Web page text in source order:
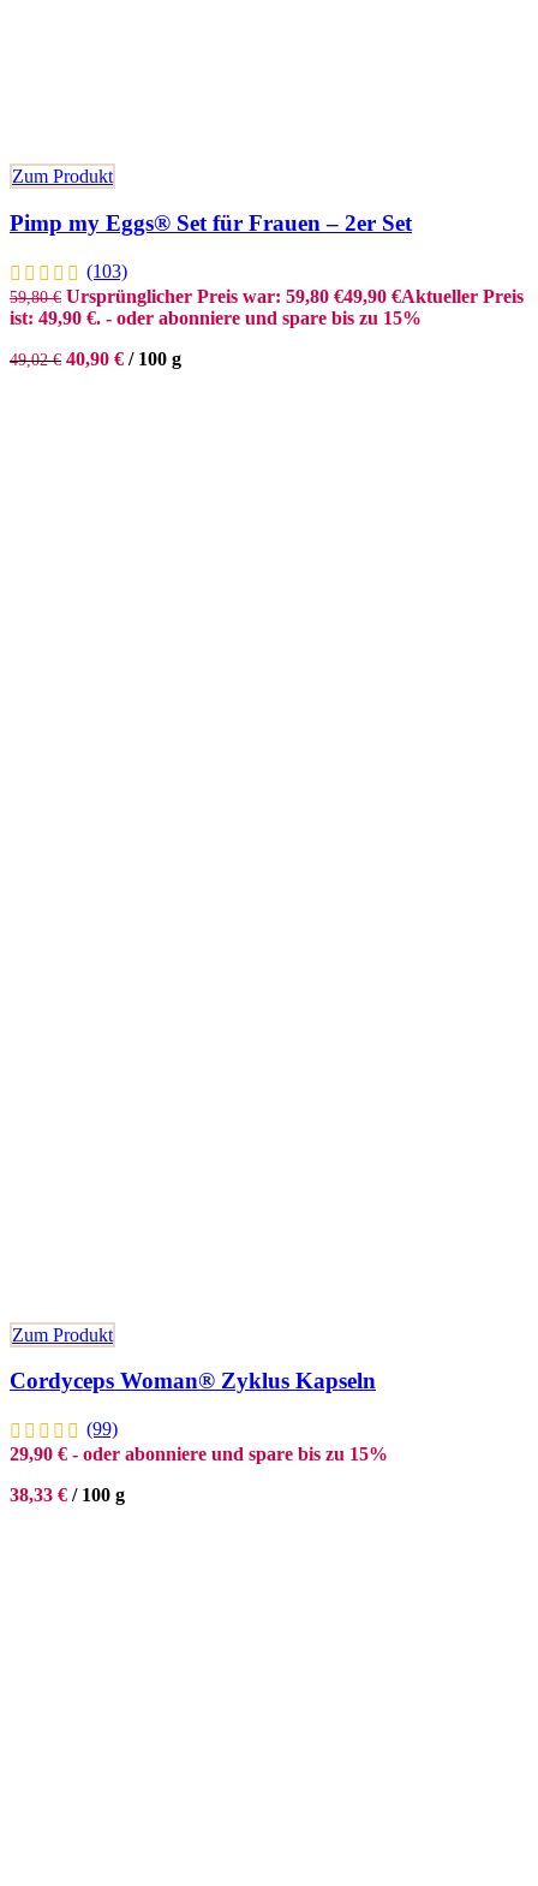
Zum Produkt
Pimp my Eggs® Set für Frauen – 2er Set
(103)
59,80€ Ursprünglicher Preis war: 59,80 €49,90 €Aktueller Preis
ist: 49,90 €. - oder abonniere und spare bis zu 15%
49,02€ 40,90 € / 100 g
Zum Produkt
Cordyceps Woman® Zyklus Kapseln
(99)
29,90 € - oder abonniere und spare bis zu 15%
38,33 € / 100 g